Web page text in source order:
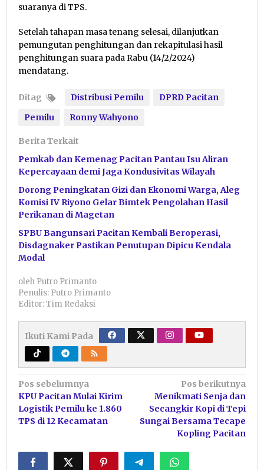
suaranya di TPS.
Setelah tahapan masa tenang selesai, dilanjutkan
pemungutan penghitungan dan rekapitulasi hasil
penghitungan suara pada Rabu (14/2/2024)
mendatang.
Ditag Distribusi Pemilu
DPRD Pacitan
Pemilu
Ronny Wahyono
Berita Terkait
Pemkab dan Kemenag Pacitan Pantau Isu Aliran
Kepercayaan demi Jaga Kondusivitas Wilayah
Dorong Peningkatan Gizi dan Ekonomi Warga, Aleg
Komisi IV Riyono Gelar Bimtek Pengolahan Hasil
Perikanan di Magetan
SPBU Bangunsari Pacitan Kembali Beroperasi,
Disdagnaker Pastikan Penutupan Dipicu Kendala
Modal
oleh Putro Primanto
Penulis: Putro Primanto
Editor: Tim Redaksi
Ikuti Kami Pada
Navigasi
pos
Pos sebelumnya
KPU Pacitan Mulai Kirim
Logistik Pemilu ke 1.860
TPS di 12 Kecamatan
Pos berikutnya
Menikmati Senja dan
Secangkir Kopi di Tepi
Sungai Bersama Tecape
Kopling Pacitan